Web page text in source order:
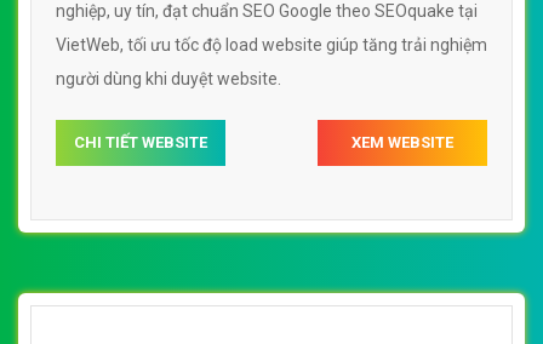
nghiệp, uy tín, đạt chuẩn SEO Google theo SEOquake tại
VietWeb, tối ưu tốc độ load website giúp tăng trải nghiệm
người dùng khi duyệt website.
CHI TIẾT WEBSITE XEM WEBSITE